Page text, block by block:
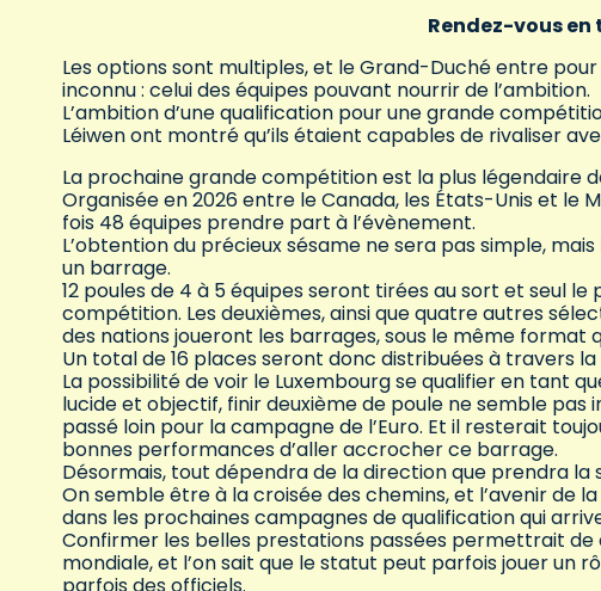
Rendez-vous
Les options sont multiples, et le Grand-Duché entre
inconnu : celui des équipes pouvant nourrir de l’ambition.
L’ambition d’une qualification pour une grande
Léiwen ont montré qu’ils étaient capables de rivaliser
La prochaine grande compétition est la plus légendaire
Organisée en 2026 entre le Canada, les États-Unis et le
fois 48 équipes prendre part à l’évènement.
L’obtention du précieux sésame ne sera pas simple,
un barrage.
12 poules de 4 à 5 équipes seront tirées au sort et seul
compétition. Les deuxièmes, ainsi que quatre autres
des nations joueront les barrages, sous le même format
Un total de 16 places seront donc distribuées à travers la
La possibilité de voir le Luxembourg se qualifier en tant
lucide et objectif, finir deuxième de poule ne semble
passé loin pour la campagne de l’Euro. Et il resterait
bonnes performances d’aller accrocher ce barrage.
Désormais, tout dépendra de la direction que prendra la
On semble être à la croisée des chemins, et l’avenir de
dans les prochaines campagnes de qualification qui
Confirmer les belles prestations passées permettrait
mondiale, et l’on sait que le statut peut parfois jouer un